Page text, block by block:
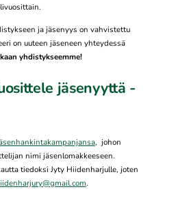
ja jäsenyys on vahvistettu
on uuteen jäseneen yhteydessä
yhdistykseemme!
jäsenyyttä -
, johon
nimi jäsenlomakkeeseen.
tiedoksi Jyty Hiidenharjulle, joten
.